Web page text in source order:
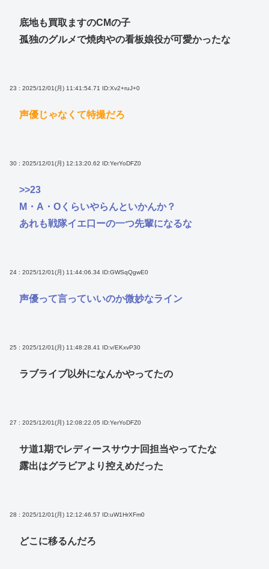
底地も買取ますのCMの子
孤独のグルメで焼肉やの看板娘役が可愛かったな
23 : 2025/12/01(月) 11:41:54.71 ID:Xv2+ruJ+0
声優じゃなくて特撮だろ
30 : 2025/12/01(月) 12:13:20.62 ID:YerYoDFZ0
>>23
M・A・Oくらいやらんといかんか？
あれも戦隊イエ口ーの一つ先輩になるな
24 : 2025/12/01(月) 11:44:06.34 ID:GWSqQgwE0
声優って言っていいのか微妙なライン
25 : 2025/12/01(月) 11:48:28.41 ID:v/EKxvP30
ラブライブ以外になんかやってたの
27 : 2025/12/01(月) 12:08:22.05 ID:YerYoDFZ0
サ道1期でレディースサウナ回担当やってたな
露出はグラビアより控えめだった
28 : 2025/12/01(月) 12:12:46.57 ID:uW1HrXFm0
どこに移るんだろ